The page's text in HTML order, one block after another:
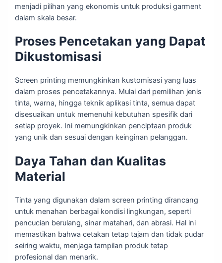
menjadi pilihan yang ekonomis untuk produksi garment
dalam skala besar.
Proses Pencetakan yang Dapat
Dikustomisasi
Screen printing memungkinkan kustomisasi yang luas
dalam proses pencetakannya. Mulai dari pemilihan jenis
tinta, warna, hingga teknik aplikasi tinta, semua dapat
disesuaikan untuk memenuhi kebutuhan spesifik dari
setiap proyek. Ini memungkinkan penciptaan produk
yang unik dan sesuai dengan keinginan pelanggan.
Daya Tahan dan Kualitas
Material
Tinta yang digunakan dalam screen printing dirancang
untuk menahan berbagai kondisi lingkungan, seperti
pencucian berulang, sinar matahari, dan abrasi. Hal ini
memastikan bahwa cetakan tetap tajam dan tidak pudar
seiring waktu, menjaga tampilan produk tetap
profesional dan menarik.